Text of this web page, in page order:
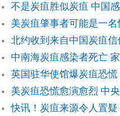
不是炭疽胜似炭疽 中国
美炭疽肇事者可能是一
北约收到来自中国炭疽信
中南海炭疽感染者死亡
英国驻华使馆爆炭疽恐慌
美炭疽恐慌愈演愈烈 中
快讯！炭疽来源令人置